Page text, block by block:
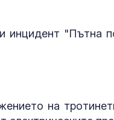
"Пътна
на
36: На